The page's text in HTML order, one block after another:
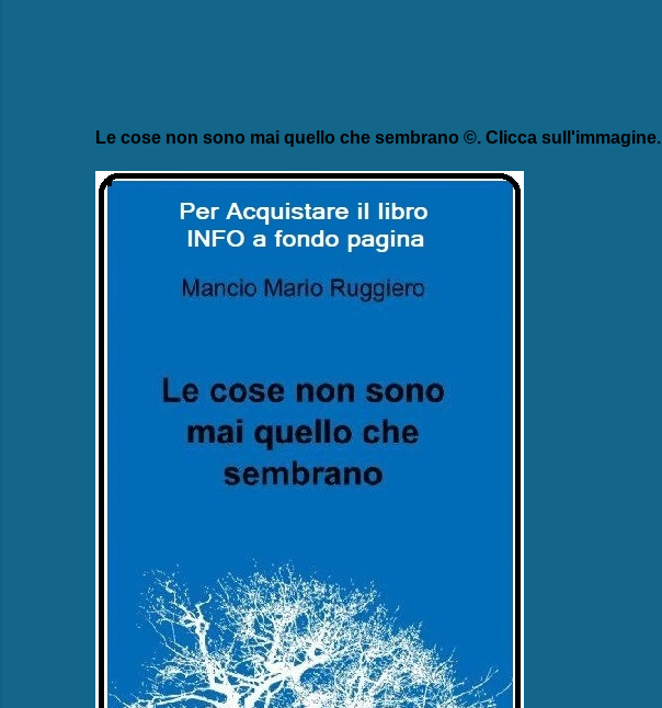
Le cose non sono mai quello che sembrano ©. Clicca sull'immagine.